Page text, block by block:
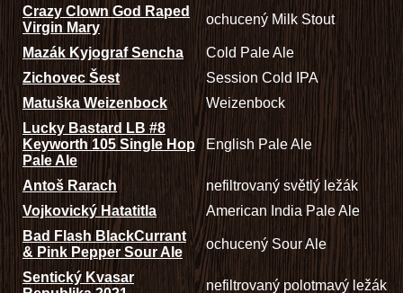
Crazy Clown God Raped
Virgin Mary
ochucený Milk Stout
Mazák Kyjograf Sencha
Cold Pale Ale
Zichovec Šest
Session Cold IPA
Matuška Weizenbock
Weizenbock
Lucky Bastard LB #8
Keyworth 105 Single Hop
Pale Ale
English Pale Ale
Antoš Rarach
nefiltrovaný světlý ležák
Vojkovický Hatatitla
American India Pale Ale
Bad Flash BlackCurrant
& Pink Pepper Sour Ale
ochucený Sour Ale
Sentický Kvasar
nefiltrovaný polotmavý ležák